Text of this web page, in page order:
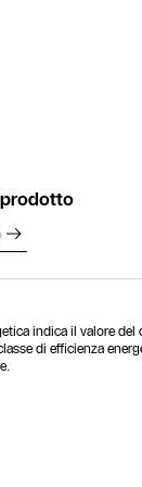
prodotto
indica il valore
di efficienza